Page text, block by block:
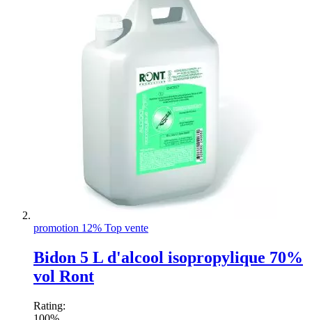
promotion 12% Top vente
Bidon 5 L d'alcool isopropylique 70%
vol Ront
Rating: